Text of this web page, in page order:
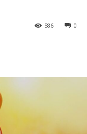
0
586